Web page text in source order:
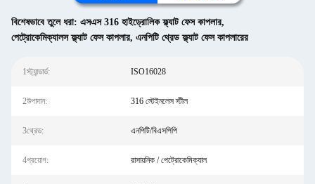
বিশেষভাবে তুলে ধরা: এসএস 316 হাইড্রোলিক ফ্ল্যাট ফেস কাপলার,
পেট্রোকেমিক্যালস ফ্ল্যাট ফেস কাপলার, এনপিটি থ্রেড ফ্ল্যাট ফেস কাপলারের
1স্ট্যান্ডার্ড: ISO16028
2উপাদান: 316 স্টেইনলেস স্টীল
3থ্রেড: এনপিটি/বিএসপিপি
4প্রয়োগ: রাসায়নিক / পেট্রোকেমিক্যাল